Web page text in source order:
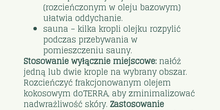
(rozcieńczonym w oleju bazowym)
ułatwia oddychanie.
sauna – kilka kropli olejku rozpylić
podczas przebywania w
pomieszczeniu sauny.
Stosowanie wyłącznie miejscowe: nałóż
jedną lub dwie krople na wybrany obszar.
Rozcieńczyć frakcjonowanym olejem
kokosowym doTERRA, aby zminimalizować
nadwrażliwość skóry.Zastosowanie